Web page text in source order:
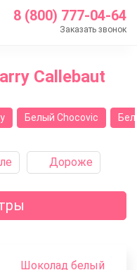
8 (800) 777-04-64
Заказать звонок
Callebaut
Белый Chocovic
Дороже